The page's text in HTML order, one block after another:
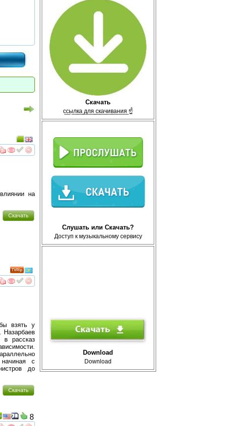
Скачать
с̲с̲ы̲л̲к̲а̲ ̲д̲л̲я̲ ̲с̲к̲а̲ч̲и̲в̲а̲н̲и̲я̲ ☝
Слушать или Скачать?
Доступ к музыкальному сервису
Download
Download
смотретьинтересует
на
Скачать
смотретьинтересует
взять у
Назарбаев
в рассказ
с
до
Скачать
8